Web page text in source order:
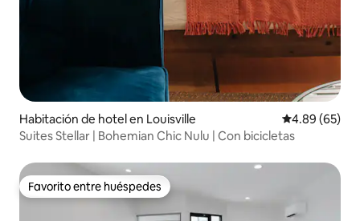
Habitación de hotel en Louisville Calificación
4.89 (65)
Suites Stellar | Bohemian Chic Nulu | Con bicicletas
Favorito entre huéspedes
Favorito entre huéspedes